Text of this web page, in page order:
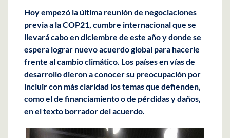
Hoy empezó la última reunión de negociaciones
previa a la COP21, cumbre internacional que se
llevará cabo en diciembre de este año y donde se
espera lograr nuevo acuerdo global para hacerle
frente al cambio climático. Los países en vías de
desarrollo dieron a conocer su preocupación por
incluir con más claridad los temas que defienden,
como el de financiamiento o de pérdidas y daños,
en el texto borrador del acuerdo.